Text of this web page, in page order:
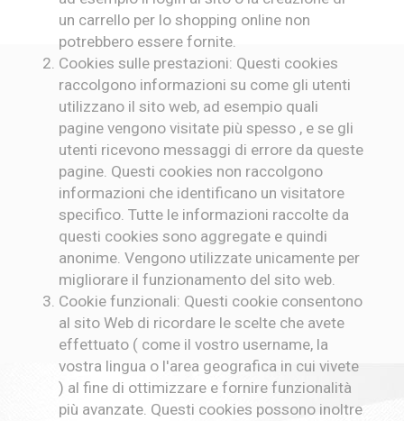
un carrello per lo shopping online non
potrebbero essere fornite.
Cookies sulle prestazioni: Questi cookies
raccolgono informazioni su come gli utenti
utilizzano il sito web, ad esempio quali
pagine vengono visitate più spesso , e se gli
utenti ricevono messaggi di errore da queste
pagine. Questi cookies non raccolgono
informazioni che identificano un visitatore
specifico. Tutte le informazioni raccolte da
questi cookies sono aggregate e quindi
anonime. Vengono utilizzate unicamente per
migliorare il funzionamento del sito web.
Cookie funzionali: Questi cookie consentono
al sito Web di ricordare le scelte che avete
effettuato ( come il vostro username, la
vostra lingua o l'area geografica in cui vivete
) al fine di ottimizzare e fornire funzionalità
più avanzate. Questi cookies possono inoltre